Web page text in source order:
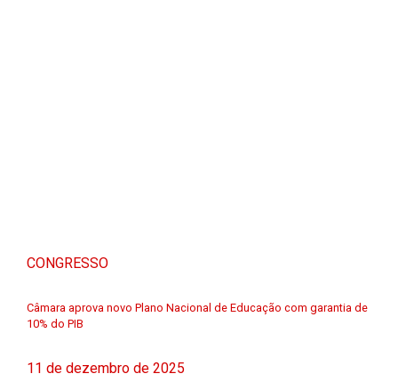
CONGRESSO
Câmara aprova novo Plano Nacional de Educação com garantia de
10% do PIB
11 de dezembro de 2025